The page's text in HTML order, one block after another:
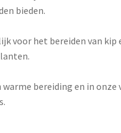
bieden.
voor het bereiden van
bereiding en in